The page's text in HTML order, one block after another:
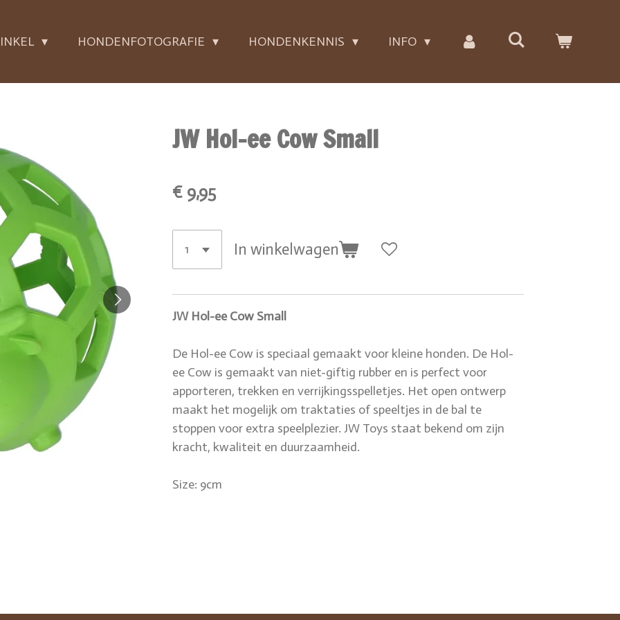
HONDENFOTOGRAFIE HONDENKENNIS INFO
JW Hol-ee Cow Small
€ 9,95
In winkelwagen
JW Hol-ee Cow Small
De Hol-ee Cow is speciaal gemaakt voor kleine honden. De Hol-
ee Cow is gemaakt van niet-giftig rubber en is perfect voor
apporteren, trekken en verrijkingsspelletjes. Het open ontwerp
maakt het mogelijk om traktaties of speeltjes in de bal te
stoppen voor extra speelplezier. JW Toys staat bekend om zijn
kracht, kwaliteit en duurzaamheid.
Size: 9cm